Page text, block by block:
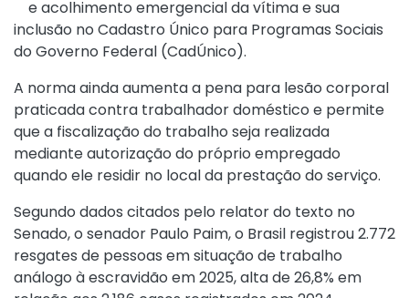
e acolhimento emergencial da vítima e sua
inclusão no Cadastro Único para Programas Sociais
do Governo Federal (CadÚnico).
A norma ainda aumenta a pena para lesão corporal
praticada contra trabalhador doméstico e permite
que a fiscalização do trabalho seja realizada
mediante autorização do próprio empregado
quando ele residir no local da prestação do serviço.
Segundo dados citados pelo relator do texto no
Senado, o senador Paulo Paim, o Brasil registrou 2.772
resgates de pessoas em situação de trabalho
análogo à escravidão em 2025, alta de 26,8% em